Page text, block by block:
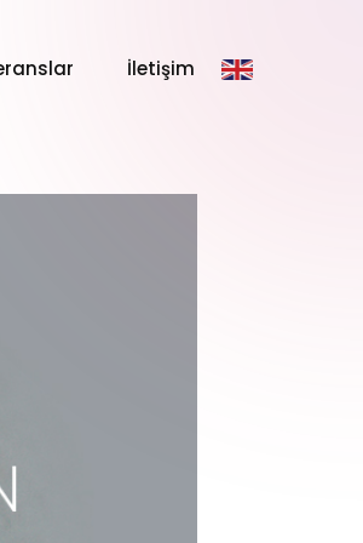
İletişim